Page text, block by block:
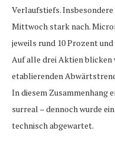
Verlaufstiefs.
Mittwoch stark nach.
jeweils rund 10 Prozent
Auf alle drei Aktien blicken
etablierenden
In diesem Zusammenhang
surreal – dennoch wurde
technisch abgewartet.